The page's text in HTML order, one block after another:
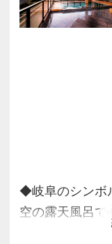
◆岐阜のシンボ
空の露天風呂で
◆旅のプロが選